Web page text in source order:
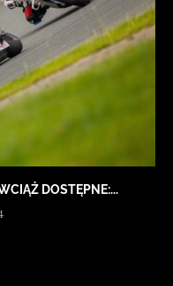
DOSTĘPNE:...